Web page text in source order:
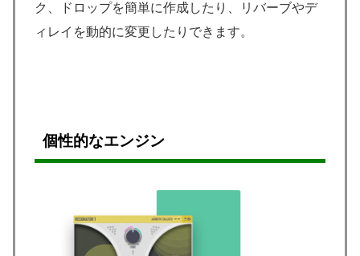
ク、ドロップを簡単に作成したり、リバーブやデ
ィレイを動的に変更したりできます。
個性的なエンジン